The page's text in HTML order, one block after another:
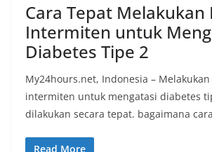
Cara Tepat Melakukan
Intermiten untuk
Diabetes Tipe 2
My24hours.net, Indonesia –
intermiten untuk mengatasi diabetes
dilakukan secara tepat. bagaimana
Read More